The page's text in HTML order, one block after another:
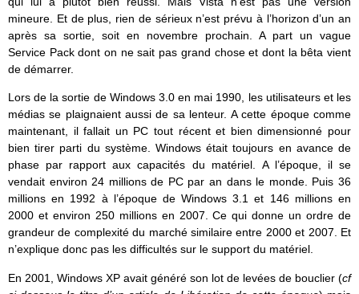
mineure. Et de plus, rien de sérieux n’est prévu à l’horizon d’un an
après sa sortie, soit en novembre prochain. A part un vague
Service Pack dont on ne sait pas grand chose et dont la bêta vient
de démarrer.
Lors de la sortie de Windows 3.0 en mai 1990, les utilisateurs et les
médias se plaignaient aussi de sa lenteur. A cette époque comme
maintenant, il fallait un PC tout récent et bien dimensionné pour
bien tirer parti du système. Windows était toujours en avance de
phase par rapport aux capacités du matériel. A l’époque, il se
vendait environ 24 millions de PC par an dans le monde. Puis 36
millions en 1992 à l’époque de Windows 3.1 et 146 millions en
2000 et environ 250 millions en 2007. Ce qui donne un ordre de
grandeur de complexité du marché similaire entre 2000 et 2007. Et
n’explique donc pas les difficultés sur le support du matériel.
En 2001, Windows XP avait généré son lot de levées de bouclier (cf